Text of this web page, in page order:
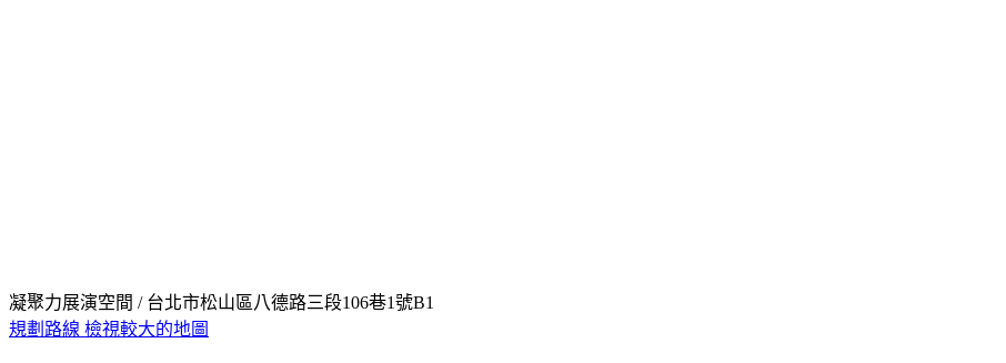
凝聚力展演空間 / 台北市松山區八德路三段106巷1號B1
規劃路線 檢視較大的地圖